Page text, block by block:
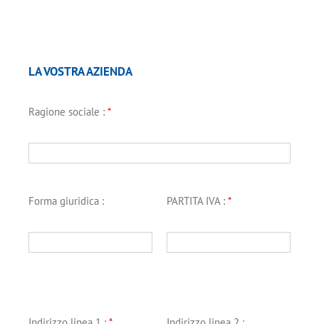
LA VOSTRA AZIENDA
Ragione sociale : *
Forma giuridica : PARTITA IVA : *